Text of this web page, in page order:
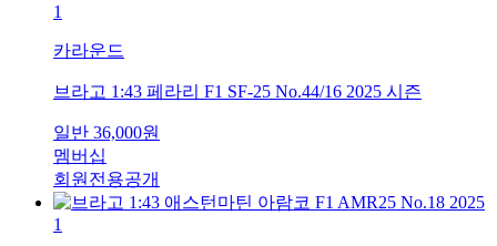
1
카라운드
브라고 1:43 페라리 F1 SF-25 No.44/16 2025 시즌
일반 36,000원
멤버십
회원전용공개
1